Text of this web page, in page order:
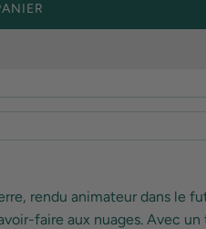
rendu animateur dans le
faire aux nuages. Avec